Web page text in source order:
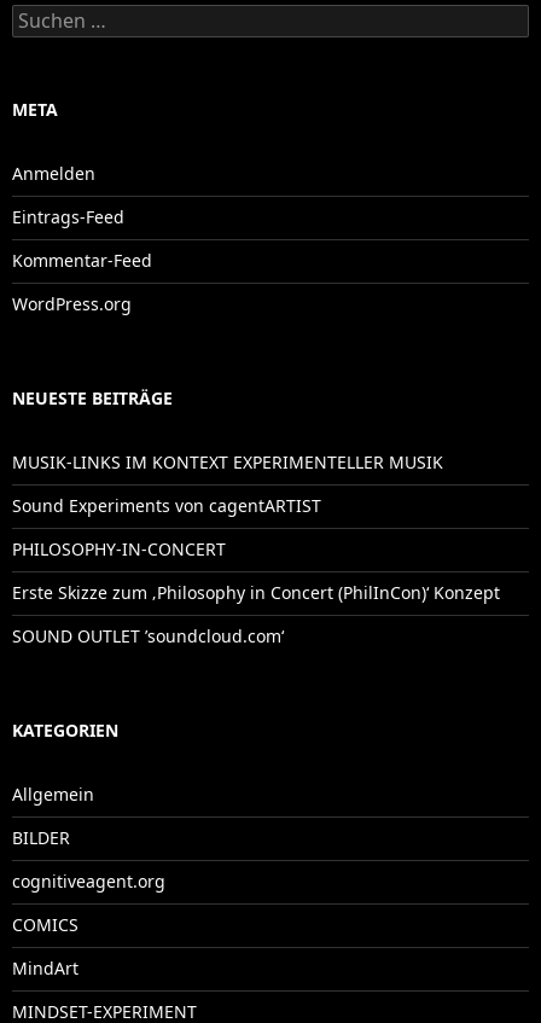
Suchen
nach:
META
Anmelden
Eintrags-Feed
Kommentar-Feed
WordPress.org
NEUESTE BEITRÄGE
MUSIK-LINKS IM KONTEXT EXPERIMENTELLER MUSIK
Sound Experiments von cagentARTIST
PHILOSOPHY-IN-CONCERT
Erste Skizze zum ‚Philosophy in Concert (PhilInCon)‘ Konzept
SOUND OUTLET ’soundcloud.com‘
KATEGORIEN
Allgemein
BILDER
cognitiveagent.org
COMICS
MindArt
MINDSET-EXPERIMENT